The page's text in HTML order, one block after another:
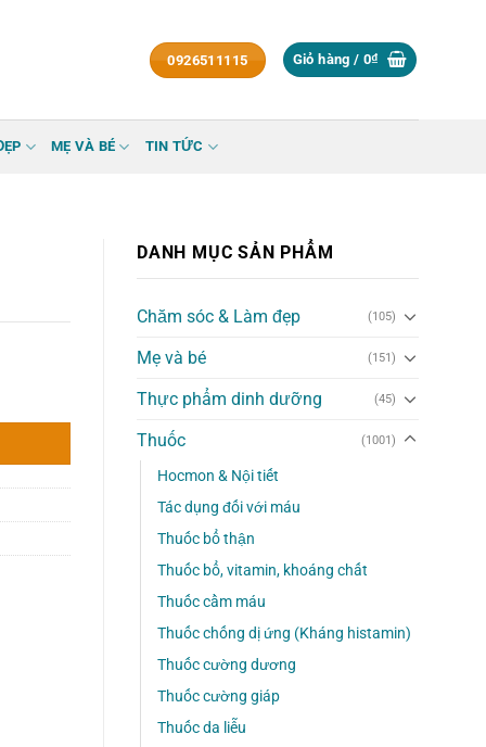
0926511115 Giỏ hàng / 0₫
MẸ VÀ BÉ TIN TỨC
DANH MỤC SẢN PHẨM
Chăm sóc & Làm đẹp (105)
Mẹ và bé (151)
Thực phẩm dinh dưỡng (45)
Thuốc (1001)
Hocmon & Nội tiết
Tác dụng đối với máu
Thuốc bổ thận
Thuốc bổ, vitamin, khoáng chất
Thuốc cầm máu
Thuốc chống dị ứng (Kháng histamin)
Thuốc cường dương
Thuốc cường giáp
Thuốc da liễu